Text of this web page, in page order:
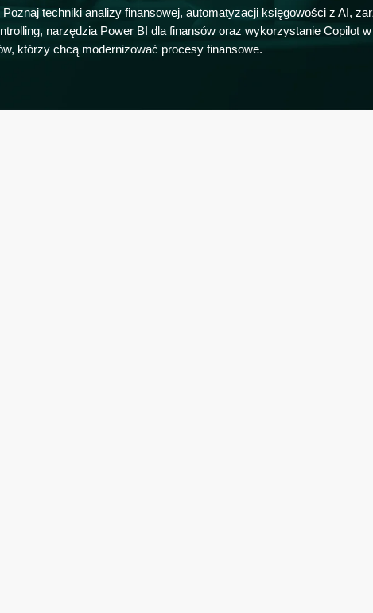
techniki analizy finansowej, automatyzacji księgowości z AI,
narzędzia Power BI dla finansów oraz wykorzystanie Copilot
którzy chcą modernizować procesy finansowe.